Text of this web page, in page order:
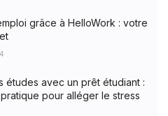
grâce à HelloWork : votre
études avec un prêt étudiant :
pour alléger le stress